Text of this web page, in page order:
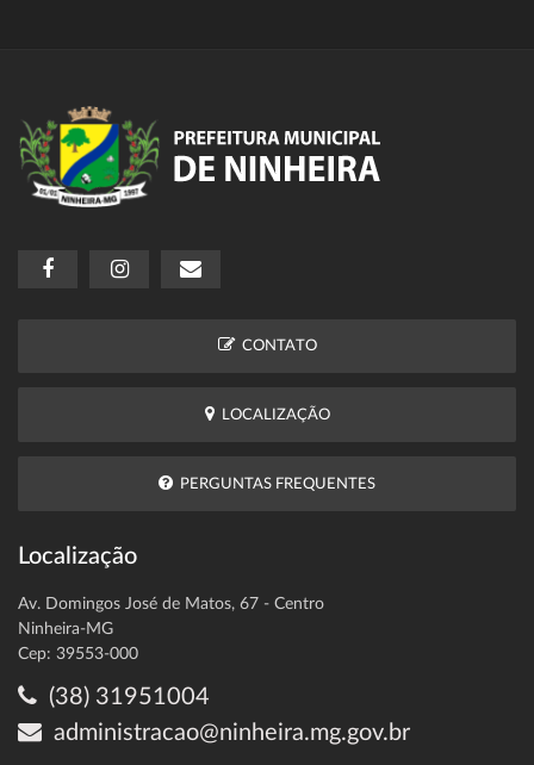
CONTATO
LOCALIZAÇÃO
PERGUNTAS FREQUENTES
Localização
Av. Domingos José de Matos, 67 - Centro
Ninheira-MG
Cep: 39553-000
(38) 31951004
administracao@ninheira.mg.gov.br